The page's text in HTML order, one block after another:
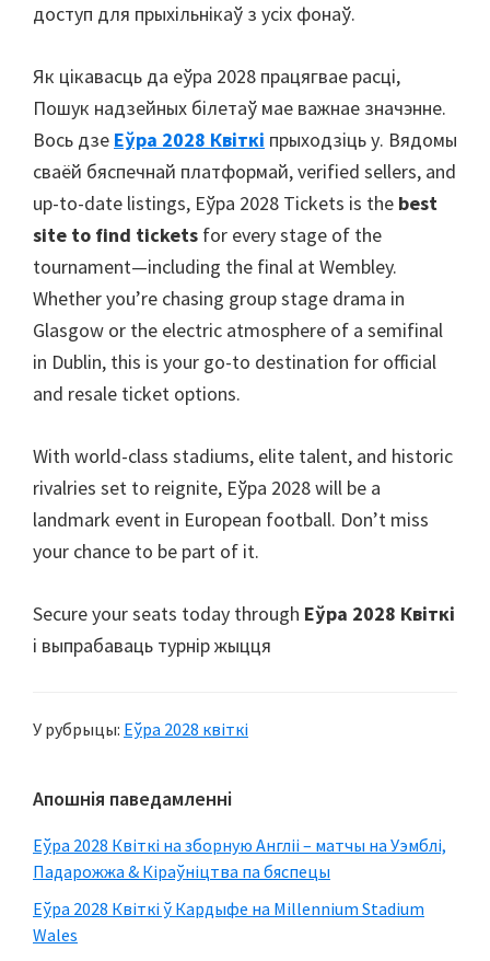
доступ для прыхільнікаў з усіх фонаў.
Як цікавасць да еўра 2028 працягвае расці,
Пошук надзейных білетаў мае важнае значэнне.
Вось дзе Еўра 2028 Квіткі прыходзіць у. Вядомы
сваёй бяспечнай платформай,verified sellers, and
up-to-date listings, Еўра 2028 Tickets is the best
site to find tickets for every stage of the
tournament—including the final at Wembley.
Whether you’re chasing group stage drama in
Glasgow or the electric atmosphere of a semifinal
in Dublin, this is your go-to destination for official
and resale ticket options.
With world-class stadiums, elite talent, and historic
rivalries set to reignite, Еўра 2028will be a
landmark event in European football. Don’t miss
your chance to be part of it.
Secure your seats today through Еўра 2028 Квіткі
і выпрабаваць турнір жыцця
У рубрыцы: Еўра 2028 квіткі
Першасная
бакавая
панэль
Апошнія паведамленні
Еўра 2028 Квіткі на зборную Англіі – матчы на ​​Уэмблі,
Падарожжа & Кіраўніцтва па бяспецы
Еўра 2028 Квіткі ў Кардыфе на Millennium Stadium
Wales